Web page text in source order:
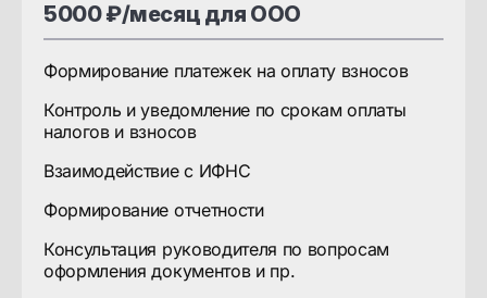
5000 ₽/месяц для ООО
Формирование платежек на оплату взносов
Контроль и уведомление по срокам оплаты
налогов и взносов
Взаимодействие с ИФНС
Формирование отчетности
Консультация руководителя по вопросам
оформления документов и пр.